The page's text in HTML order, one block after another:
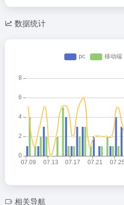
数据统计
相关导航